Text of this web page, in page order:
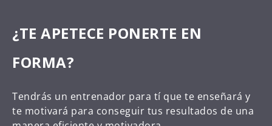
¿TE APETECE PONERTE EN
FORMA?
Tendrás un entrenador para tí que te enseñará y
te motivará para conseguir tus resultados de una